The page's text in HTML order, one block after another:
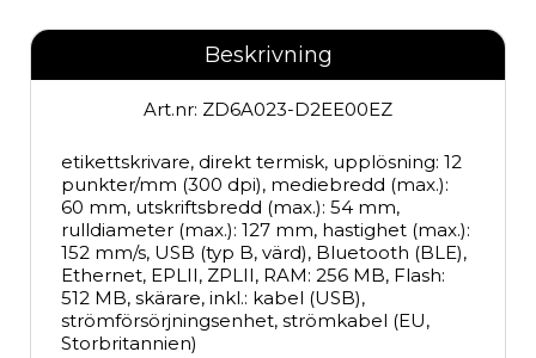
Beskrivning
Art.nr: ZD6A023-D2EE00EZ
etikettskrivare, direkt termisk, upplösning: 12
punkter/mm (300 dpi), mediebredd (max.):
60 mm, utskriftsbredd (max.): 54 mm,
rulldiameter (max.): 127 mm, hastighet (max.):
152 mm/s, USB (typ B, värd), Bluetooth (BLE),
Ethernet, EPLII, ZPLII, RAM: 256 MB, Flash:
512 MB, skärare, inkl.: kabel (USB),
strömförsörjningsenhet, strömkabel (EU,
Storbritannien)